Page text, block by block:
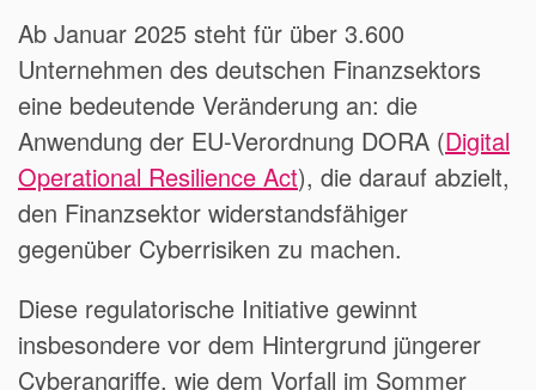
Ab Januar 2025 steht für über 3.600
Unternehmen des deutschen Finanzsektors
eine bedeutende Veränderung an: die
Anwendung der EU-Verordnung DORA (Digital
Operational Resilience Act), die darauf abzielt,
den Finanzsektor widerstandsfähiger
gegenüber Cyberrisiken zu machen.
Diese regulatorische Initiative gewinnt
insbesondere vor dem Hintergrund jüngerer
Cyberangriffe, wie dem Vorfall im Sommer